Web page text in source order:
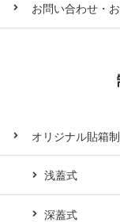
お問い合わせ・
オリジナル貼箱
浅蓋式
深蓋式